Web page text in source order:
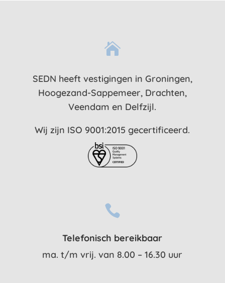

SEDN heeft vestigingen in Groningen,
Hoogezand-Sappemeer, Drachten,
Veendam en Delfzijl.
Wij zijn ISO 9001:2015 gecertificeerd.

Telefonisch bereikbaar
ma. t/m vrij. van 8.00 – 16.30 uur